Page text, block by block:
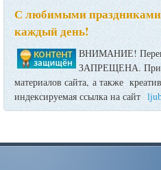
С любимыми праздниками
каждый день!
ВНИМАНИЕ!
ЗАПРЕЩЕНА. При
материалов сайта, а также
индексируемая ссылка на сайт